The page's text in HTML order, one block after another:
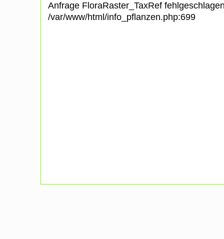
Anfrage FloraRaster_TaxRef
/var/www/html/info_pflanzen.php:699